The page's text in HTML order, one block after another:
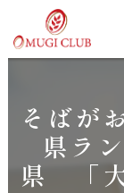
そばが
県ラ
県 「